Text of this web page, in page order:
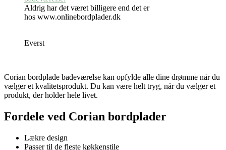
Aldrig har det været billigere end det er
hos www.onlinebordplader.dk
Everst
Corian bordplade badeværelse kan opfylde alle dine drømme når du
vælger et kvalitetsprodukt. Du kan være helt tryg, når du vælger et
produkt, der holder hele livet.
Fordele ved Corian bordplader
Lækre design
Passer til de fleste køkkenstile